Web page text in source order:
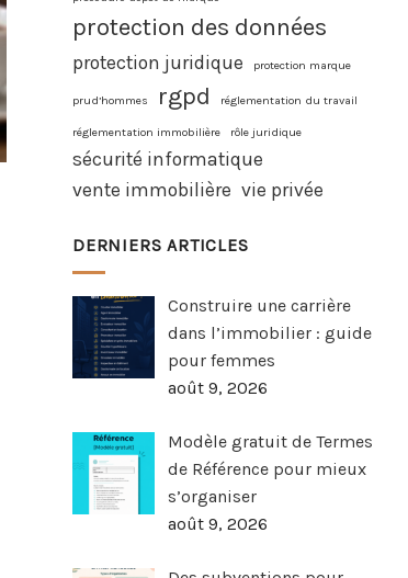
protection des données
protection juridique protection marque
prud’hommes rgpd réglementation du travail
réglementation immobilière rôle juridique
sécurité informatique
vente immobilière vie privée
DERNIERS ARTICLES
Construire une carrière
dans l’immobilier : guide
pour femmes
août 9, 2026
Modèle gratuit de Termes
de Référence pour mieux
s’organiser
août 9, 2026